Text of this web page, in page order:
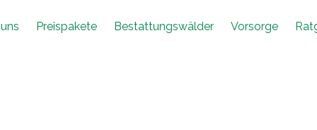
Preispakete Bestattungswälder Vorsorge